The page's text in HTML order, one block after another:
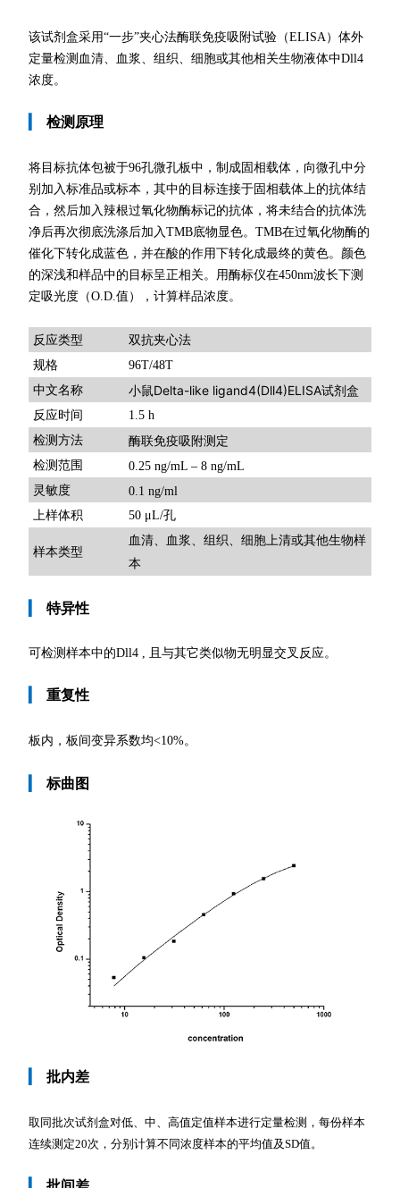
该试剂盒采用“一步”夹心法酶联免疫吸附试验（ELISA）体外
定量检测血清、血浆、组织、细胞或其他相关生物液体中Dll4
浓度。
检测原理
将目标抗体包被于96孔微孔板中，制成固相载体，向微孔中分
别加入标准品或标本，其中的目标连接于固相载体上的抗体结
合，然后加入辣根过氧化物酶标记的抗体，将未结合的抗体洗
净后再次彻底洗涤后加入TMB底物显色。TMB在过氧化物酶的
催化下转化成蓝色，并在酸的作用下转化成最终的黄色。颜色
的深浅和样品中的目标呈正相关。用酶标仪在450nm波长下测
定吸光度（O.D.值），计算样品浓度。
反应类型 双抗夹心法
规格
96T/48T
中文名称
小鼠Delta-like ligand4(Dll4)ELISA试剂盒
反应时间
1.5 h
检测方法
酶联免疫吸附测定
检测范围
0.25 ng/mL – 8 ng/mL
灵敏度
0.1 ng/ml
上样体积
50 μL/孔
样本类型
血清、血浆、组织、细胞上清或其他生物样
本
特异性
可检测样本中的Dll4 , 且与其它类似物无明显交叉反应。
重复性
板内，板间变异系数均<10%。
标曲图
批内差
取同批次试剂盒对低、中、高值定值样本进行定量检测，每份样本
连续测定20次，分别计算不同浓度样本的平均值及SD值。